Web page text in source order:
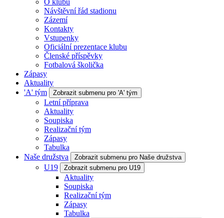
O klubu
Návštěvní řád stadionu
Zázemí
Kontakty
Vstupenky
Oficiální prezentace klubu
Členské příspěvky
Fotbalová školička
Zápasy
Aktuality
'A' tým
Zobrazit submenu pro 'A' tým
Letní příprava
Aktuality
Soupiska
Realizační tým
Zápasy
Tabulka
Naše družstva
Zobrazit submenu pro Naše družstva
U19 Zobrazit submenu pro U19
Aktuality
Soupiska
Realizační tým
Zápasy
Tabulka